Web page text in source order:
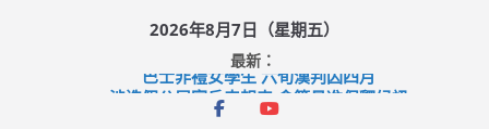
2026年8月7日（星期五）
最新：
巴士非禮女學生 六旬漢判囚四月
涉造假公屋富戶申報表 倉管員准保釋候訊